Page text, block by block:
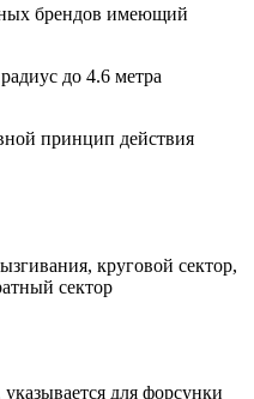
брендов имеющий
до 4.6 метра
принцип действия
круговой сектор,
сектор
для форсунки